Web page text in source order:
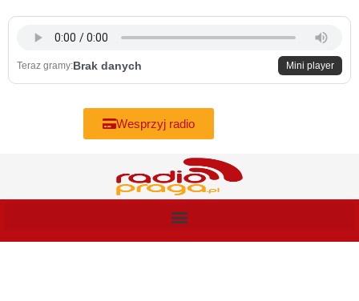
content
Teraz gramy:Brak danych Mini player
Wesprzyj radio